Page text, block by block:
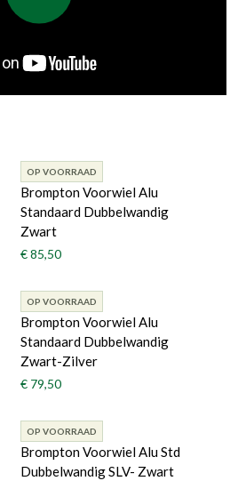
OP VOORRAAD
Brompton Voorwiel Alu
Standaard Dubbelwandig
Zwart
€ 85,50
OP VOORRAAD
Brompton Voorwiel Alu
Standaard Dubbelwandig
Zwart-Zilver
€ 79,50
OP VOORRAAD
Brompton Voorwiel Alu Std
Dubbelwandig SLV- Zwart